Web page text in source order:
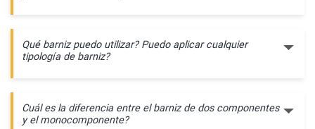
Qué barniz puedo utilizar? Puedo aplicar cualquier
tipología de barniz?
Cuál es la diferencia entre el barniz de dos componentes
y el monocomponente?